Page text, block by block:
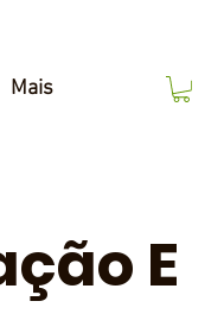
Mais
E